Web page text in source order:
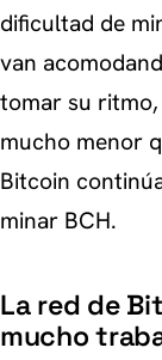
dificultad de
van
tomar su
mucho menor
Bitcoin
minar BCH.
La red de
mucho